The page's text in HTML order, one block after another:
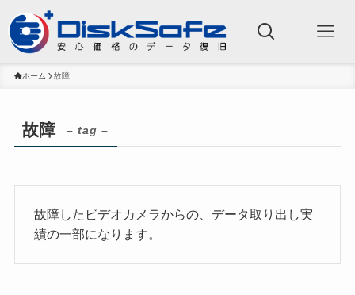
ホーム 故障
故障 – tag –
故障したビデオカメラからの、データ取り出し実
績の一部になります。